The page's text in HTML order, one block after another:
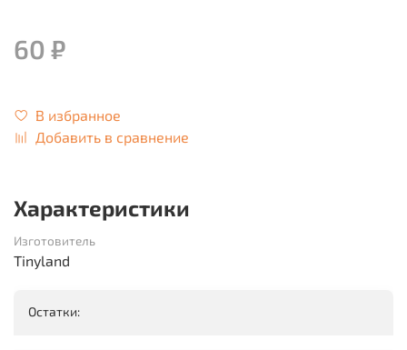
60 ₽
В избранное
Добавить в сравнение
Характеристики
Изготовитель
Tinyland
Остатки: